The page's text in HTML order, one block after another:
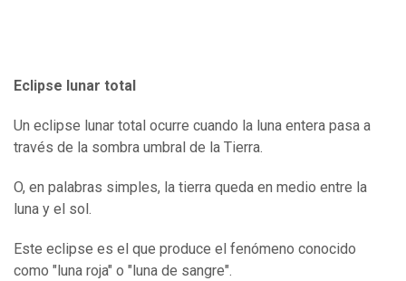
Eclipse lunar total
Un eclipse lunar total ocurre cuando la luna entera pasa a
través de la sombra umbral de la Tierra.
O, en palabras simples, la tierra queda en medio entre la
luna y el sol.
Este eclipse es el que produce el fenómeno conocido
como "luna roja" o "luna de sangre".